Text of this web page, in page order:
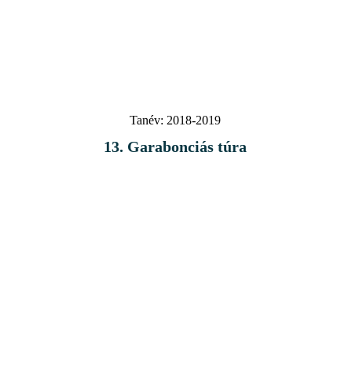
Tanév: 2018-2019
13. Garabonciás túra